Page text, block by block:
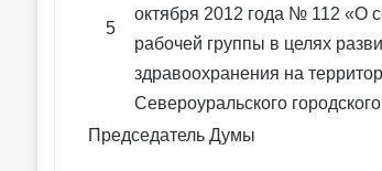
5
октября 2012 года № 112 «О
рабочей группы в целях
здравоохранения на
Североуральского
Председатель Думы